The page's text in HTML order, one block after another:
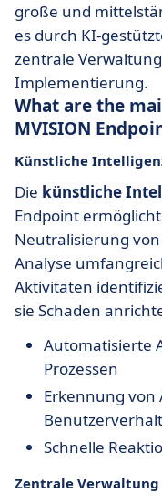
große und
es durch KI-
zentrale
Implementierung.
What are the
MVISION
Künstliche
Die künstliche
Endpoint
Neutralisierung
Analyse
Aktivitäten
sie Schaden
Automatisierte
Prozessen
Erkennung von
Schnelle
Zentrale